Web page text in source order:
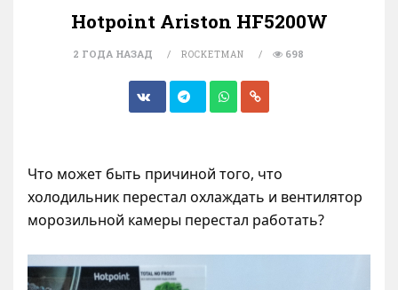
Hotpoint Ariston HF5200W
2 ГОДА НАЗАД ROCKETMAN 698
Что может быть причиной того, что
холодильник перестал охлаждать и вентилятор
морозильной камеры перестал работать?